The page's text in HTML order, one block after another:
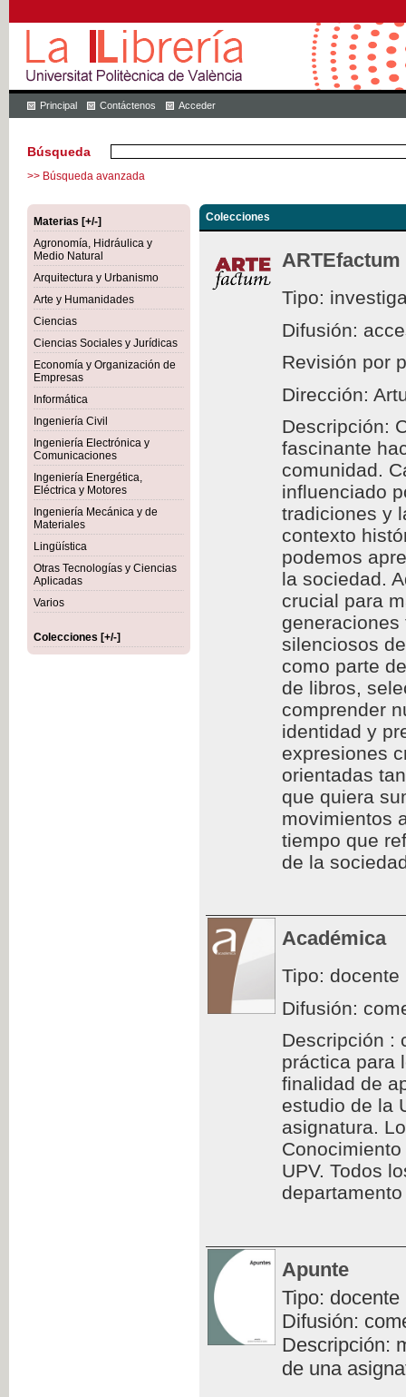
Principal Contáctenos Acceder
Búsqueda
>> Búsqueda avanzada
Materias [+/-]
Agronomía, Hidráulica y
Medio Natural
Arquitectura y Urbanismo
Arte y Humanidades
Ciencias
Ciencias Sociales y Jurídicas
Economía y Organización de
Empresas
Informática
Ingeniería Civil
Ingeniería Electrónica y
Comunicaciones
Ingeniería Energética,
Eléctrica y Motores
Ingeniería Mecánica y de
Materiales
Lingüística
Otras Tecnologías y Ciencias
Aplicadas
Varios
Colecciones [+/-]
Colecciones
ARTEfactum
Tipo:
Difusión:
Revisión por
Dirección:
Descripción:
fascinante
comunidad.
influenciado
tradiciones y
contexto
podemos
la sociedad.
crucial para
silenciosos
como parte
de libros,
comprender
identidad y
expresiones
orientadas
que quiera
movimientos
tiempo que
de la
Académica
Tipo: docente
Difusión:
Descripción :
práctica para
finalidad de
estudio de la
asignatura.
UPV. Todos
Apunte
Tipo: docente
Difusión:
Descripción:
de una